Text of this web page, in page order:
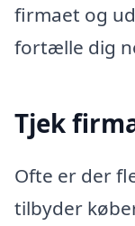
firmaet og
fortælle dig
Tjek
Ofte er der
tilbyder